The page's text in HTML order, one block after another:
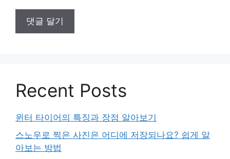
Recent Posts
윈터 타이어의 특징과 장점 알아보기
스노우로 찍은 사진은 어디에 저장되나요? 쉽게 알
아보는 방법